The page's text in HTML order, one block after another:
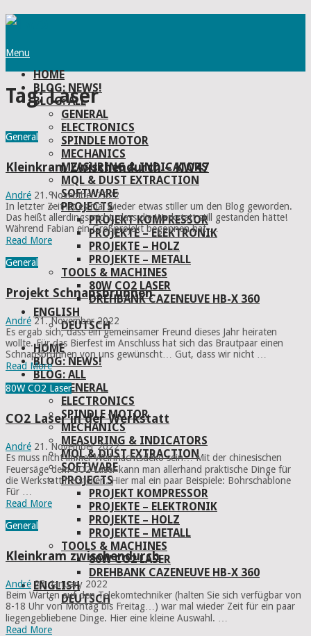
Menu
HOME
BLOG: NEWS!
BLOG: ALL
GENERAL
ELECTRONICS
SPINDLE MOTOR
MECHANICS
MEASURING & INDICATORS
MQL & DUST EXTRACTION
SOFTWARE
PROJECTS
PROJEKT KOMPRESSOR
PROJEKTE – ELEKTRONIK
PROJEKTE – HOLZ
PROJEKTE – METALL
TOOLS & MACHINES
80W CO2 LASER
DREHBANK CAZENEUVE HB-X 360
ENGLISH
DEUTSCH
HOME
BLOG: NEWS!
BLOG: ALL
GENERAL
ELECTRONICS
SPINDLE MOTOR
MECHANICS
MEASURING & INDICATORS
MQL & DUST EXTRACTION
SOFTWARE
PROJECTS
PROJEKT KOMPRESSOR
PROJEKTE – ELEKTRONIK
PROJEKTE – HOLZ
PROJEKTE – METALL
TOOLS & MACHINES
80W CO2 LASER
DREHBANK CAZENEUVE HB-X 360
ENGLISH
DEUTSCH
Tag:Laser
General
Kleinkram Zwischendurch – KW47
André 21. November 2022
In letzter Zeit ist es mal wieder etwas stiller um den Blog geworden.
Das heißt allerdings nicht, dass die Werkstatt still gestanden hätte!
Während Fabian ein Großprojekt begonnen hat …
Read More
General
Projekt Schnapsbrunnen
André 21. November 2022
Es ergab sich, dass ein gemeinsamer Freund dieses Jahr heiraten
wollte. Für das Bierfest im Anschluss hat sich das Brautpaar einen
Schnapsbrunnen von uns gewünscht… Gut, dass wir nicht …
Read More
80W CO2 Laser
CO2 Laser in der Werkstatt
André 21. November 2022
Es muss nicht immer Weihnachtsdeko sein… Mit der chinesischen
Feuersäge dem CO2 Laser kann man allerhand praktische Dinge für
die Werkstatt herstellen. Hier mal ein paar Beispiele: Bohrschablone
Für …
Read More
General
Kleinkram zwischendurch
André 27. January 2022
Beim Warten auf den Telekomtechniker (halten Sie sich verfügbar von
8-18 Uhr von Montag bis Freitag…) war mal wieder Zeit für ein paar
liegengebliebene Dinge. Hier eine kleine Auswahl. …
Read More